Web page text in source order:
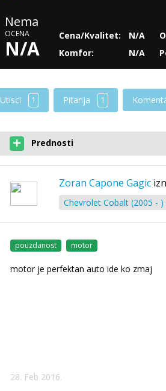
Nema
OCENA
N/A
Cena/Kvalitet:
N/A
Komfor:
N/A
Utisci 1 Pitanja 1
Prednosti
Zoran Capone Gagic
Chevrolet Cobalt (2005 - )
pouzdanost motor
motor je perfektan auto ide ko zmaj
28. Feb 2016.